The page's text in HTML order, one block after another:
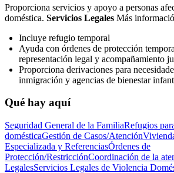
Proporciona servicios y apoyo a personas
doméstica. Servicios Legales Más
Incluye refugio temporal
Ayuda con órdenes de protección
representación legal y acompañamiento
Proporciona derivaciones para
inmigración y agencias de bienestar
Qué hay aquí
Seguridad General de la FamiliaRefugios
domésticaGestión de Casos/Atención
Especializada y ReferenciasÓrdenes de
Protección/RestricciónCoordinación de la
LegalesServicios Legales de Violencia